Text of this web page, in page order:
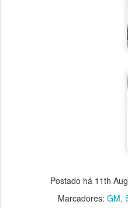
Postado há 11th
Marcadores: GM